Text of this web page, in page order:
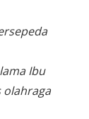
Ibu
olahraga